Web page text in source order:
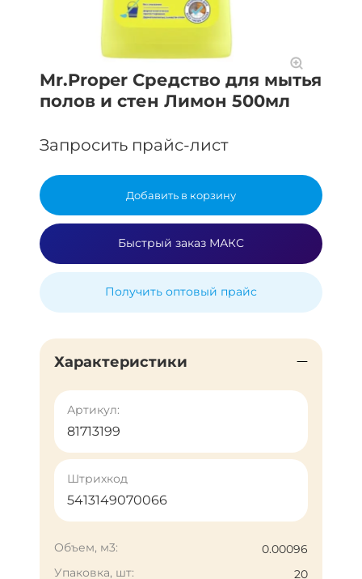
Mr.Proper Средство для мытья
полов и стен Лимон 500мл
Запросить прайс-лист
Добавить в корзину
Быстрый заказ МАКС
Получить оптовый прайс
Характеристики
Артикул:
81713199
Штрихкод
5413149070066
Объем, м3:
0.00096
Упаковка, шт:
20